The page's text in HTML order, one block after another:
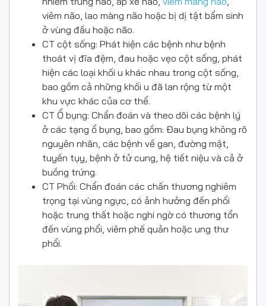
viêm não, lao màng não hoặc bị dị tật bẩm sinh
ở vùng đầu hoặc não.
CT cột sống: Phát hiện các bệnh như bệnh
thoát vị đĩa đệm, đau hoặc vẹo cột sống, phát
hiện các loại khối u khác nhau trong cột sống,
bao gồm cả những khối u đã lan rộng từ một
khu vực khác của cơ thể.
CT Ổ bụng: Chẩn đoán và theo dõi các bệnh lý
ở các tạng ổ bụng, bao gồm: Đau bụng không rõ
nguyên nhân, các bệnh về gan, đường mật,
tuyến tụy, bệnh ở tử cung, hệ tiết niệu và cả ở
buồng trứng.
CT Phổi: Chẩn đoán các chấn thương nghiêm
trọng tại vùng ngực, có ảnh hưởng đến phổi
hoặc trung thất hoặc nghi ngờ có thương tổn
đến vùng phổi, viêm phế quản hoặc ung thư
phổi.